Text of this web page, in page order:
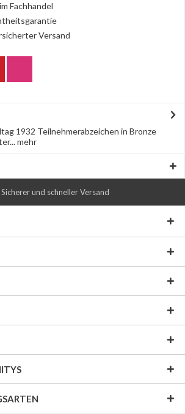
Fachhandel
Versand
1932 Teilnehmerabzeichen in Bronze
mehr
Sicherer und schneller Versand